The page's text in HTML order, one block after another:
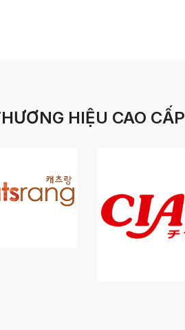
HIỆU CAO CẤP